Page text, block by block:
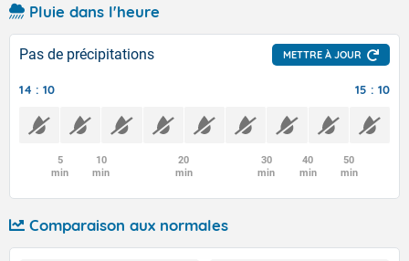
Pluie dans l'heure
Pas de précipitations METTRE À JOUR
14 : 10 15 : 10
5
min
10
min
20
min
30
min
40
min
50
min
Comparaison aux normales